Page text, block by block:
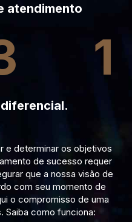
atendimento
1
e determinar os objetivos
de sucesso requer
que a nossa visão de
com seu momento de
o compromisso de uma
Saiba como funciona: